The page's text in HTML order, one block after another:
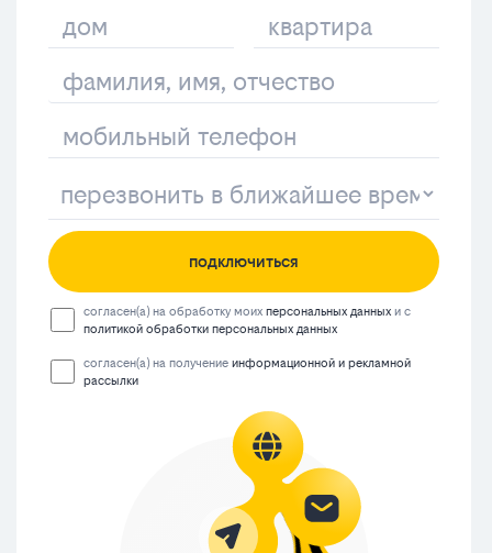
подключиться
согласен(а) на обработку моихперсональных данных и с
политикой обработки персональных данных
согласен(а) на получениеинформационной и рекламной
рассылки